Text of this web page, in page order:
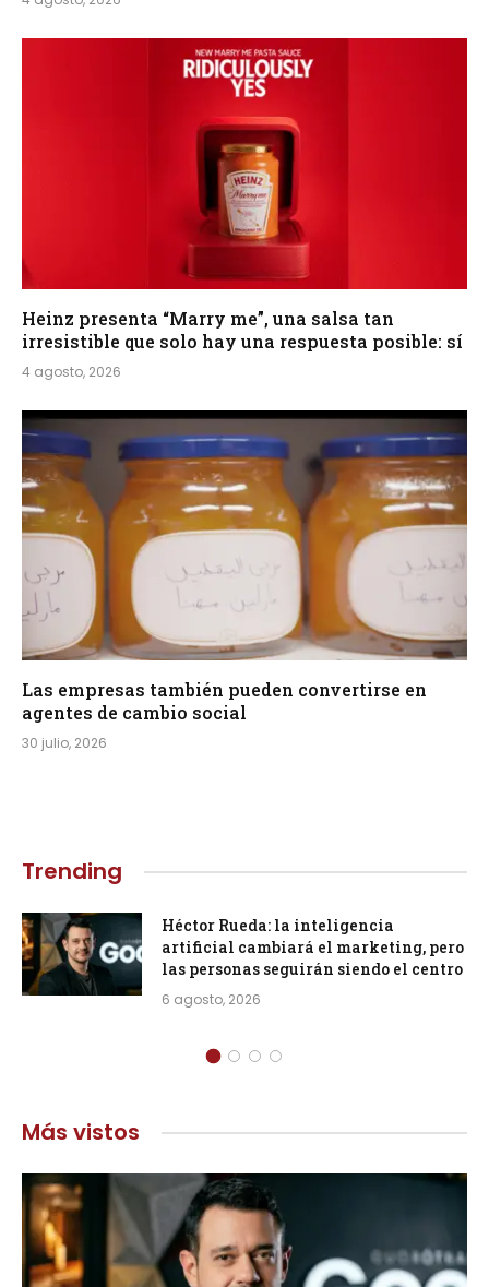
Heinz presenta “Marry me”, una salsa tan
irresistible que solo hay una respuesta posible: sí
4 agosto, 2026
Las empresas también pueden convertirse en
agentes de cambio social
30 julio, 2026
Trending
Héctor Rueda: la inteligencia
artificial cambiará el marketing, pero
las personas seguirán siendo el centro
6 agosto, 2026
Más vistos